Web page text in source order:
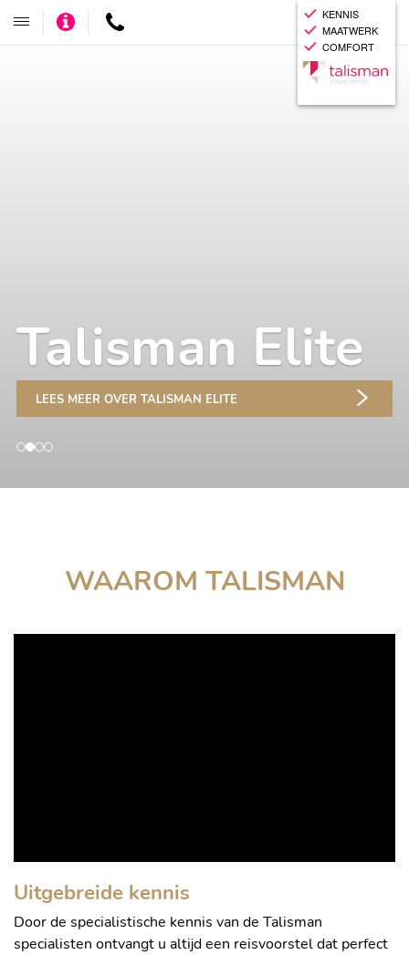
KENNIS
MAATWERK
COMFORT
Toggle
navigatie
Adviseer Contact
Talisman Elite
LEES MEER OVER TALISMAN ELITE
WAAROM TALISMAN
Uitgebreide kennis
Door de specialistische kennis van de Talisman
specialisten ontvangt u altijd een reisvoorstel dat perfect